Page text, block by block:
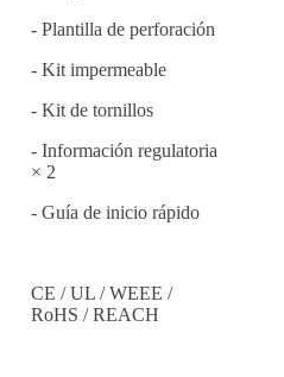
- Plantilla de perforación
- Kit impermeable
- Kit de tornillos
- Información regulatoria
× 2
- Guía de inicio rápido
CE / UL / WEEE /
RoHS / REACH